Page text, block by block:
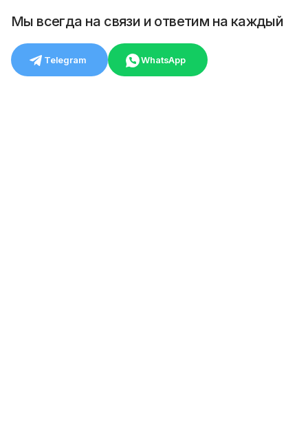
Мы всегда на связи и ответим на каждый
Telegram WhatsApp